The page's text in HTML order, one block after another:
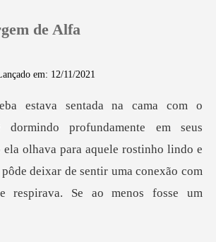
0
de Alfa
em: 12/11/2021
seus
ela olhava para aquele rostinho lindo e
de